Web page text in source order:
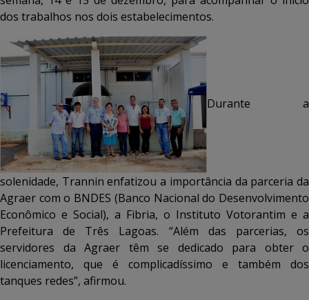
dos trabalhos nos dois estabelecimentos.
Durante a
solenidade, Trannin enfatizou a importância da parceria da
Agraer com o BNDES (Banco Nacional do Desenvolvimento
Econômico e Social), a Fibria, o Instituto Votorantim e a
Prefeitura de Três Lagoas. “Além das parcerias, os
servidores da Agraer têm se dedicado para obter o
licenciamento, que é complicadíssimo e também dos
tanques redes”, afirmou.